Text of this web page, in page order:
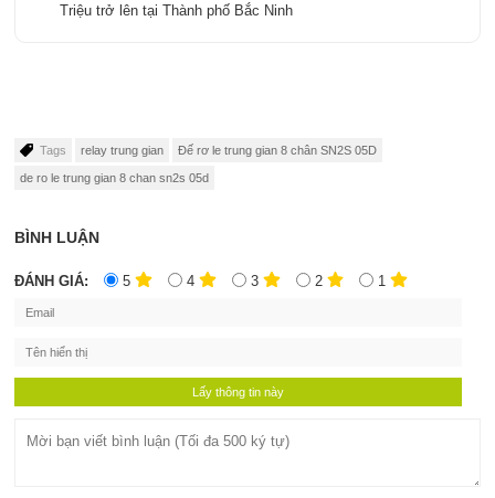
Triệu trở lên tại Thành phố Bắc Ninh
Tags relay trung gian Đế rơ le trung gian 8 chân SN2S 05D
de ro le trung gian 8 chan sn2s 05d
BÌNH LUẬN
ĐÁNH GIÁ: 5 4 3 2 1